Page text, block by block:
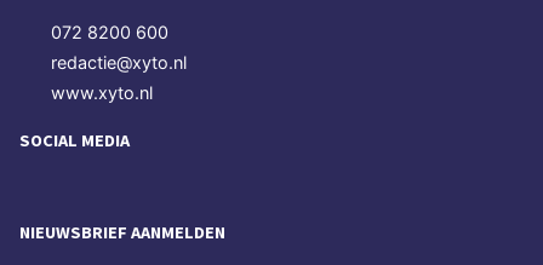
072 8200 600
redactie@xyto.nl
www.xyto.nl
SOCIAL MEDIA
NIEUWSBRIEF AANMELDEN